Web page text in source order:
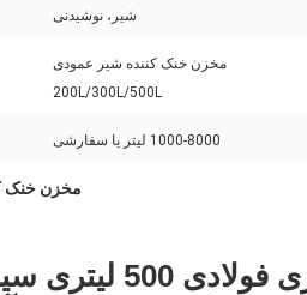
شیر، نوشیدنی
مخزن خنک کننده شیر عمودی
200L/300L/500L
1000-8000 لیتر یا سفارشی
مخزن خنک
مخزن ذخیره